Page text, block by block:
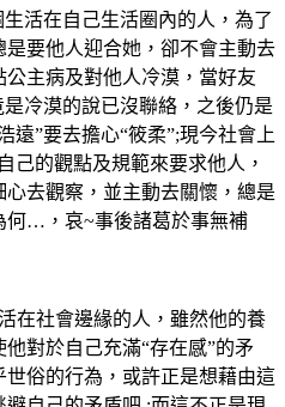
活在自己生活圈內的人，為了
要他人迎合她，卻不會主動去
主病及對他人冷漠，當好友
冷漠的說已沒聯絡，之後仍是
遠”要去擔心“筱柔”;現今社會上
己的觀點及規範來要求他人，
去觀察，並主動去關懷，總是
何…，哀~事後諸葛於事無補
在社會邊緣的人，雖然他的養
對於自己充滿“存在感”的矛
俗的行為，或許正是想藉由這